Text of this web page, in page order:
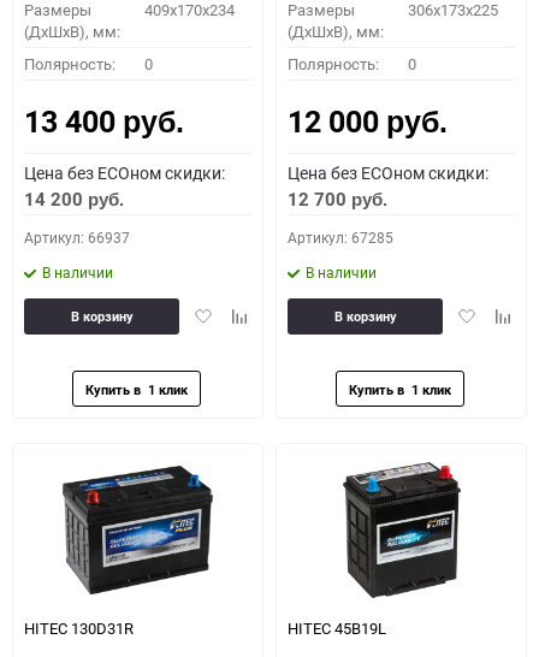
Размеры
(ДхШхВ), мм:
409x170x234
Полярность: 0
13 400 руб.
Цена без ECOном скидки:
14 200 руб.
Артикул: 66937
В наличии
ДобавитьДобавить
В корзину
Размеры
(ДхШхВ), мм:
306x173x225
Полярность: 0
12 000 руб.
Цена без ECOном скидки:
12 700 руб.
Артикул: 67285
В наличии
Добавить
В корзину
HITEC 130D31R HITEC 45B19L